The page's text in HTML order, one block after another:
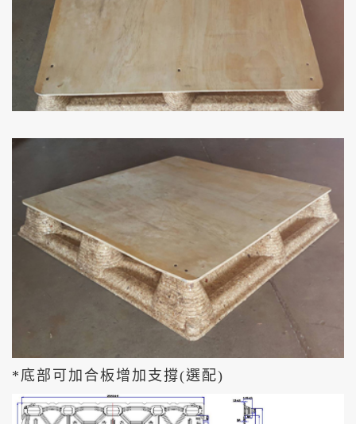
*底部可加合板增加支撐(選配)